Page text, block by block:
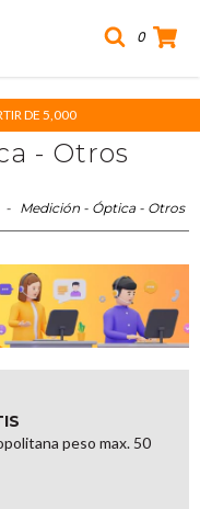
0
DE 5,000
- Otros
- Medición - Óptica - Otros
peso max. 50